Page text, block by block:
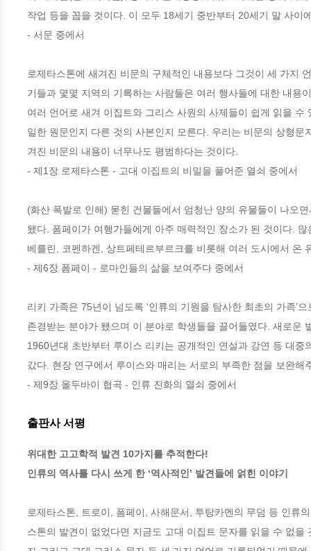
작업 등을 꼽을 것이다. 이 모두 18세기 중반부터 20세기 말 사
- 서문 중에서
로제타스톤에 새겨진 비문의 구체적인 내용보다 그것이 세 가지
기들과 몇몇 지역의 기록하는 사람들은 여러 행사들에 대한 내용
여러 언어로 새겨 이집트와 그리스 사원의 사제들이 쉽게 읽을
일한 원문인지 다른 것의 사본인지 모른다. 우리는 비문의 상형
겨진 비문의 내용이 너무나도 평범하다는 것이다.
- 제1장 로제타스톤 - 고대 이집트의 비밀을 풀어준 열쇠 중에서
(화산 폭발로 인해) 묻힌 건물들에서 엄청난 양의 유물들이 나오
됐다. 폼페이가 여행가들에게 아주 매력적인 장소가 된 것이다.
베를린, 코펜하겐, 상트페테르부르크를 비롯해 여러 도시에서
- 제6장 폼페이 - 로마인들의 삶을 보여주다 중에서
리키 가족은 75년이 넘도록 ‘인류의 기원을 탐사한 최초의 가족’
존경받는 분야가 됐으며 이 분야로 학생들을 끌어들였다. 새로운
1960년대 초반부터 루이스 리키는 공개적인 연설과 강연 등 대
갔다. 현장 연구에서 루이스와 매리는 서로의 부족한 점을 보완해
- 제9장 올두바이 협곡 - 인류 진화의 열쇠 중에서
출판사 서평
위대한 고고학적 발견 10가지를 추적한다!
인류의 역사를 다시 쓰게 한 ‘역사적인’ 발견들에 얽힌 이야기
로제타스톤, 트로이, 폼페이, 사해문서, 투탕카멘의 무덤 등 인류
스톤의 발견이 없었다면 지금도 고대 이집트 문자를 읽을 수 없